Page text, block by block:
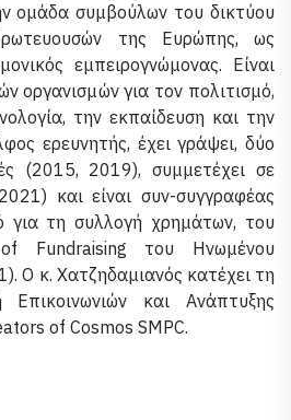
ομάδα συμβούλων του δικτύου
της Ευρώπης, ως
εμπειρογνώμονας. Είναι
οργανισμών για τον πολιτισμό,
την εκπαίδευση και την
ερευνητής, έχει γράψει, δύο
(2015, 2019), συμμετέχει σε
και είναι συν-συγγραφέας
για τη συλλογή χρημάτων, του
Fundraising του Ηνωμένου
Ο κ. Χατζηδαμιανός κατέχει τη
και Ανάπτυξης
of Cosmos SMPC.